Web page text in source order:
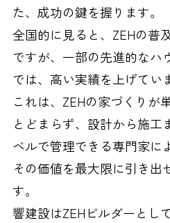
た、成功の鍵を握ります。
全国的に見ると、ZEHの普
ですが、一部の先進的なハ
では、高い実績を上げてい
これは、ZEHの家づくりが
とどまらず、設計から施工
ベルで管理できる専門家に
その価値を最大限に引き出
す。
響建設はZEHビルダーとし